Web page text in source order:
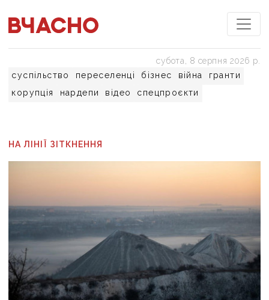
суспільство переселенці бізнес війна
гранти
корупція
нардепи відео спецпроєкти
субота, 8 серпня 2026 р.
НА ЛІНІЇ ЗІТКНЕННЯ